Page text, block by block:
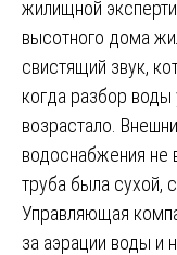
жилищной
высотного дома
свистящий звук,
когда разбор
возрастало.
водоснабжения не
труба была сухой,
Управляющая
за аэрации воды и